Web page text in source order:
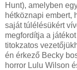
Hunt), amelyben
hétköznapi embert,
saját túlélésükért
megfordítja a
titokzatos
én érkező Becky
horror Lulu Wilson